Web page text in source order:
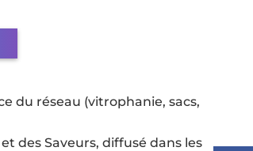
du réseau (vitrophanie, sacs,
des Saveurs, diffusé dans les